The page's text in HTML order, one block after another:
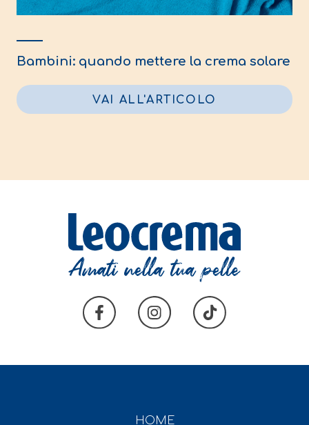
Bambini: quando mettere la crema solare
VAI ALL'ARTICOLO
HOME